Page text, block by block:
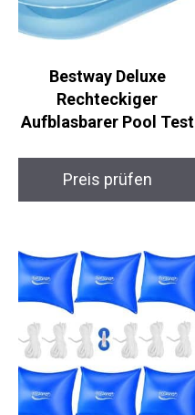
Bestway Deluxe
Rechteckiger
Aufblasbarer Pool Test
Preis prüfen